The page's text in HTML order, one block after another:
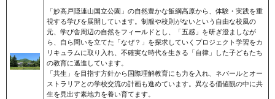
「妙高戸隠連山国立公園」の自然豊かな飯綱高原から、体験・実践を重
視する学びを展開しています。制服や校則がないという自由な校風の
元、学び舎周辺の自然をフィールドとし、「五感」を研ぎ澄ましなが
ら、自ら問いを立てた「なぜ？」を探求していくプロジェクト学習をカ
リキュラムに取り入れ、不確実な時代を生きる「自律」した子どもたち
の教育に邁進しています。
「共生」を目指す方針から国際理解教育にも力を入れ、ネパールとオー
ストラリアとの学校交流の計画も進めています。異なる価値観の中に共
生を見出す素地力を養い育てます。